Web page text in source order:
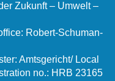
Zukunft – Umwelt –
Robert-Schuman-
Amtsgericht/ Local
no.: HRB 23165